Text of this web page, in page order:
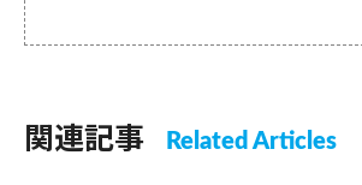
関連記事 Related Articles